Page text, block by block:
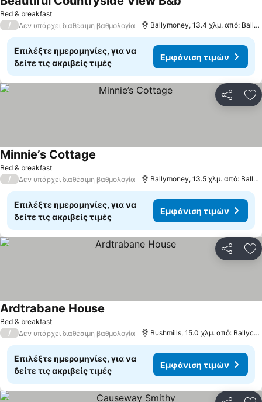
Bed & breakfast
/ Δεν υπάρχει διαθέσιμη βαθμολογία Ballymoney, 13.4 χλμ. από: Ballycastle
Επιλέξτε ημερομηνίες, για να
δείτε τις ακριβείς τιμές
Εμφάνιση τιμών
Bed & breakfast
Minnie’s Cottage
/ Δεν υπάρχει διαθέσιμη βαθμολογία Ballymoney, 13.5 χλμ. από: Ballycastle
Επιλέξτε ημερομηνίες, για να
δείτε τις ακριβείς τιμές
Εμφάνιση τιμών
Bed & breakfast
Ardtrabane House
/ Δεν υπάρχει διαθέσιμη βαθμολογία Bushmills, 15.0 χλμ. από: Ballycastle
Επιλέξτε ημερομηνίες, για να
δείτε τις ακριβείς τιμές
Εμφάνιση τιμών